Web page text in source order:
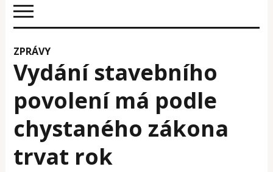
ZPRÁVY
Vydání stavebního
povolení má podle
chystaného zákona
trvat rok